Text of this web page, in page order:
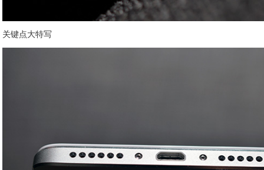
关键点大特写